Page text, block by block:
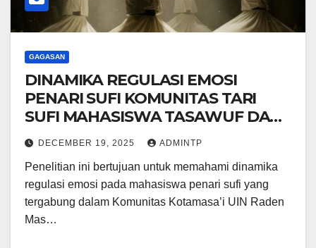
GAGASAN
DINAMIKA REGULASI EMOSI
PENARI SUFI KOMUNITAS TARI
SUFI MAHASISWA TASAWUF DAN
PSIKOTERAPI (KOTAMASAI) UIN
RADEN MAS SAID SURAKARTA
DECEMBER 19, 2025 ADMINTP
Penelitian ini bertujuan untuk memahami dinamika
regulasi emosi pada mahasiswa penari sufi yang
tergabung dalam Komunitas Kotamasa’i UIN Raden
Mas…